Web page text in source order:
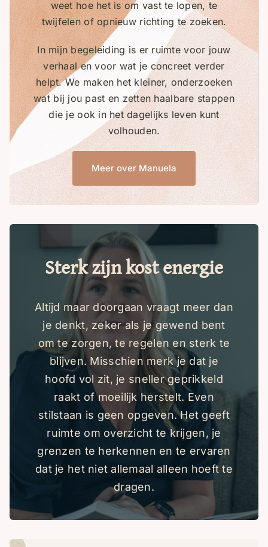
weet hoe het is om vast te lopen, te
twijfelen of opnieuw richting te zoeken.
In mijn begeleiding is er ruimte voor jouw
verhaal en voor wat je concreet verder
helpt. We maken het kleiner, onderzoeken
wat bij jou past en zetten haalbare stappen
die je ook in het dagelijks leven kunt
volhouden.
Meer over Manuela
Sterk zijn kost energie
Altijd maar doorgaan vraagt meer dan
je denkt, zeker als je gewend bent
om te zorgen, te regelen en sterk te
blijven. Misschien merk je dat je
hoofd vol zit, je sneller geprikkeld
raakt of moeilijk herstelt. Even
stilstaan is geen opgeven. Het geeft
ruimte om overzicht te krijgen, je
grenzen te herkennen en te ervaren
dat je het niet allemaal alleen hoeft te
dragen.